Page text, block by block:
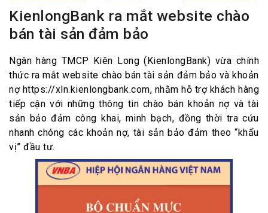
KienlongBank ra mắt website chào
bán tài sản đảm bảo
Ngân hàng TMCP Kiên Long (KienlongBank) vừa chính
thức ra mắt website chào bán tài sản đảm bảo và khoản
nợ https://xln.kienlongbank.com, nhằm hỗ trợ khách hàng
tiếp cận với những thông tin chào bán khoản nợ và tài
sản bảo đảm công khai, minh bạch, đồng thời tra cứu
nhanh chóng các khoản nợ, tài sản bảo đảm theo “khẩu
vị” đầu tư.